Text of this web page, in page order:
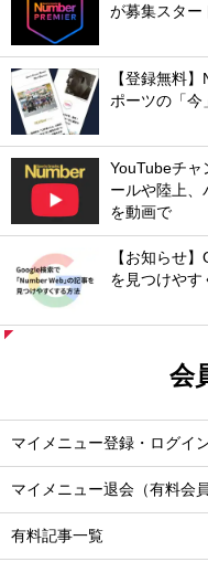
が募集スター
【登録無料
ポーツの「今
YouTubeチャ
ールや陸上、
を動画で
【お知らせ
を見つけやす
会
マイメニュー登録・ログイ
マイメニュー退会（有料会
有料記事一覧